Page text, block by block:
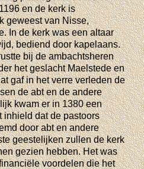
en de kerk is
geweest van Nisse,
In de kerk was een altaar
bediend door kapelaans.
bij de ambachtsheren
het geslacht Maelstede en
gaf in het verre verleden de
de abt en de andere
kwam er in 1380 een
inhield dat de pastoors
door abt en andere
geestelijken zullen de kerk
gezien hebben. Het was
voordelen die het